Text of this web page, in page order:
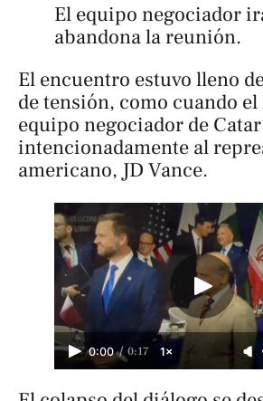
El equipo negociador
abandona la reunión.
El encuentro estuvo lleno
de tensión, como cuando
equipo negociador de
intencionadamente al
americano, JD Vance.
0:00 / 0:17 1×